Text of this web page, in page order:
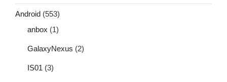
Android (553)
anbox (1)
GalaxyNexus (2)
IS01 (3)